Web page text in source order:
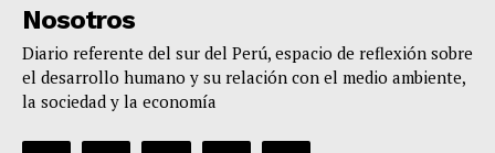
Nosotros
Diario referente del sur del Perú, espacio de reflexión sobre
el desarrollo humano y su relación con el medio ambiente,
la sociedad y la economía